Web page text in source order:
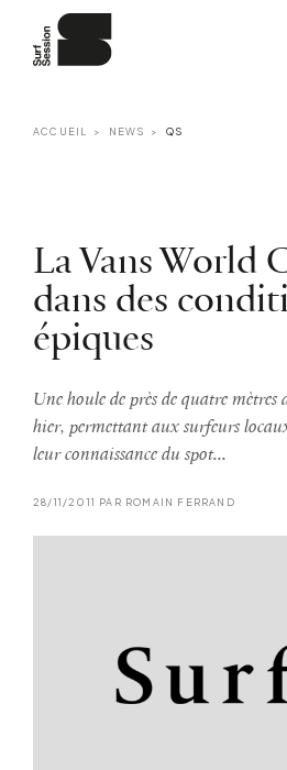
ACCUEIL NEWS QS
La Vans World
dans des
épiques
Une houle de près de quatre mètres
hier, permettant aux surfeurs
leur connaissance du spot...
28/11/2011 PAR ROMAIN FERRAND